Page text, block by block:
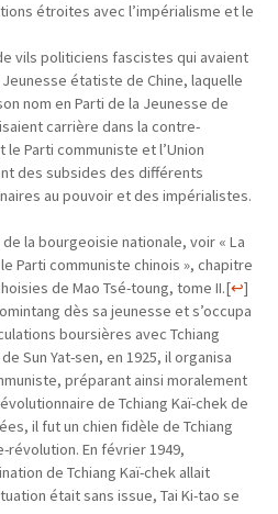
étroites avec l’impérialisme et le
vils politiciens fascistes qui avaient
étatiste de Chine, laquelle
nom en Parti de la Jeunesse de
carrière dans la contre-
Parti communiste et l’Union
des subsides des différents
au pouvoir et des impérialistes.
la bourgeoisie nationale, voir « La
Parti communiste chinois », chapitre
de Mao Tsé-toung, tome II.[↩]
dès sa jeunesse et s’occupa
boursières avec Tchiang
Sun Yat-sen, en 1925, il organisa
préparant ainsi moralement
de Tchiang Kaï-chek de
il fut un chien fidèle de Tchiang
révolution. En février 1949,
de Tchiang Kaï-chek allait
était sans issue, Tai Ki-tao se